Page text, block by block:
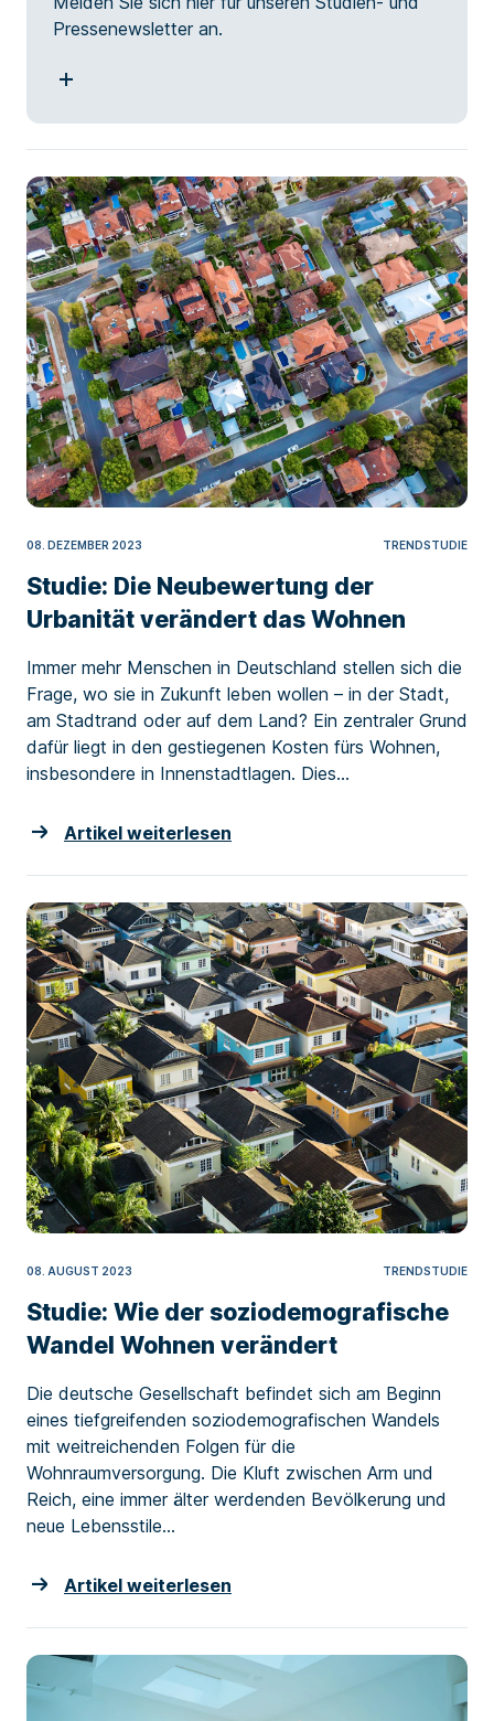
Pressenewsletter an.
08. DEZEMBER 2023 TRENDSTUDIE
Studie: Die Neubewertung der
Urbanität verändert das Wohnen
Immer mehr Menschen in Deutschland stellen sich die
Frage, wo sie in Zukunft leben wollen – in der Stadt,
am Stadtrand oder auf dem Land? Ein zentraler Grund
dafür liegt in den gestiegenen Kosten fürs Wohnen,
insbesondere in Innenstadtlagen. Dies...
Artikel weiterlesen
08. AUGUST 2023 TRENDSTUDIE
Studie: Wie der soziodemografische
Wandel Wohnen verändert
Die deutsche Gesellschaft befindet sich am Beginn
eines tiefgreifenden soziodemografischen Wandels
mit weitreichenden Folgen für die
Wohnraumversorgung. Die Kluft zwischen Arm und
Reich, eine immer älter werdenden Bevölkerung und
neue Lebensstile...
Artikel weiterlesen